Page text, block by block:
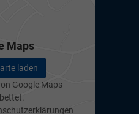
Maps
laden
Google Maps